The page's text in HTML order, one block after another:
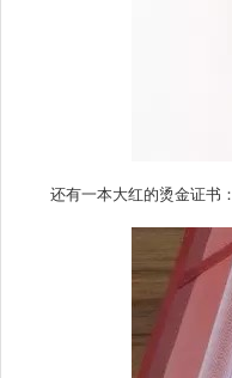
还有一本大红的烫金证书：